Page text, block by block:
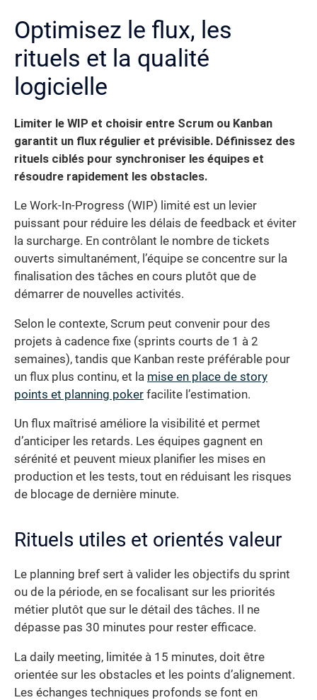
Optimisez le flux, les
rituels et la qualité
logicielle
Limiter le WIP et choisir entre Scrum ou Kanban
garantit un flux régulier et prévisible. Définissez des
rituels ciblés pour synchroniser les équipes et
résoudre rapidement les obstacles.
Le Work-In-Progress (WIP) limité est un levier
puissant pour réduire les délais de feedback et éviter
la surcharge. En contrôlant le nombre de tickets
ouverts simultanément, l’équipe se concentre sur la
finalisation des tâches en cours plutôt que de
démarrer de nouvelles activités.
Selon le contexte, Scrum peut convenir pour des
projets à cadence fixe (sprints courts de 1 à 2
semaines), tandis que Kanban reste préférable pour
un flux plus continu, et la mise en place de story
points et planning poker facilite l’estimation.
Un flux maîtrisé améliore la visibilité et permet
d’anticiper les retards. Les équipes gagnent en
sérénité et peuvent mieux planifier les mises en
production et les tests, tout en réduisant les risques
de blocage de dernière minute.
Rituels utiles et orientés valeur
Le planning bref sert à valider les objectifs du sprint
ou de la période, en se focalisant sur les priorités
métier plutôt que sur le détail des tâches. Il ne
dépasse pas 30 minutes pour rester efficace.
La daily meeting, limitée à 15 minutes, doit être
orientée sur les obstacles et les points d’alignement.
Les échanges techniques profonds se font en